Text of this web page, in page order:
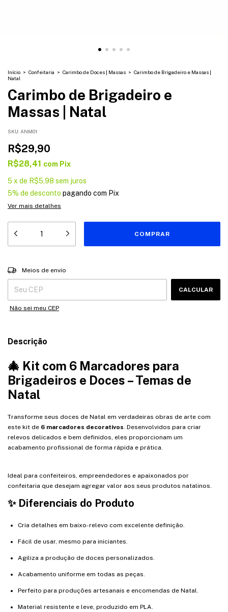
Início > Confeitaria > Carimbo de Doces | Massas > Carimbo de Brigadeiro e Massas |
Natal
Carimbo de Brigadeiro e
Massas | Natal
SKU: ANM01
R$29,90
R$28,41 com Pix
5 x de R$5,98 sem juros
5% de desconto pagando com Pix
Ver mais detalhes
Entregas para o CEP:
Meios de envio
CALCULAR
Não sei meu CEP
Descrição
🎄 Kit com 6 Marcadores para
Brigadeiros e Doces – Temas de
Natal
Transforme seus doces de Natal em verdadeiras obras de arte com
este kit de 6 marcadores decorativos. Desenvolvidos para criar
relevos delicados e bem definidos, eles proporcionam um
acabamento profissional de forma rápida e prática.
Ideal para confeiteiros, empreendedores e apaixonados por
confeitaria que desejam agregar valor aos seus produtos natalinos.
✨ Diferenciais do Produto
Cria detalhes em baixo-relevo com excelente definição.
Fácil de usar, mesmo para iniciantes.
Agiliza a produção de doces personalizados.
Acabamento uniforme em todas as peças.
Perfeito para produções artesanais e encomendas de Natal.
Material resistente e leve, produzido em PLA.